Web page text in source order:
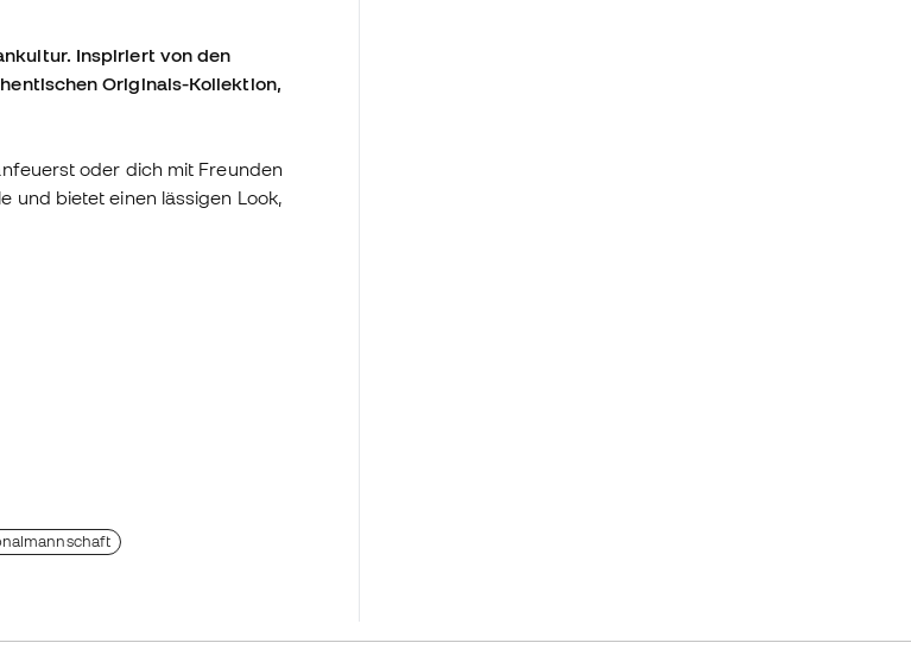
Inspiriert von den
Originals-Kollektion,
oder dich mit Freunden
und bietet einen lässigen Look,